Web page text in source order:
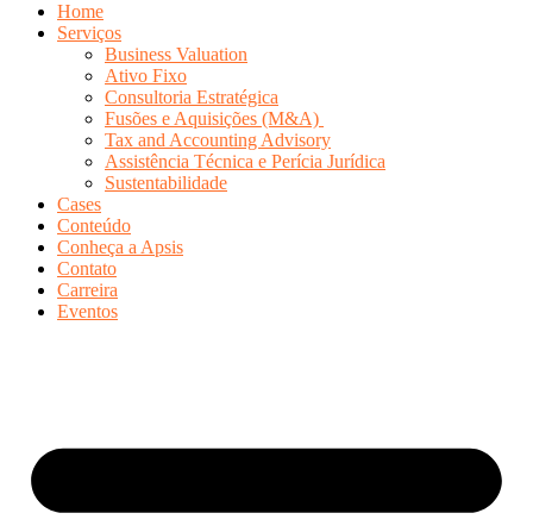
Home
Serviços
Business Valuation
Ativo Fixo
Consultoria Estratégica
Fusões e Aquisições (M&A)
Tax and Accounting Advisory
Assistência Técnica e Perícia Jurídica
Sustentabilidade
Cases
Conteúdo
Conheça a Apsis
Contato
Carreira
Eventos